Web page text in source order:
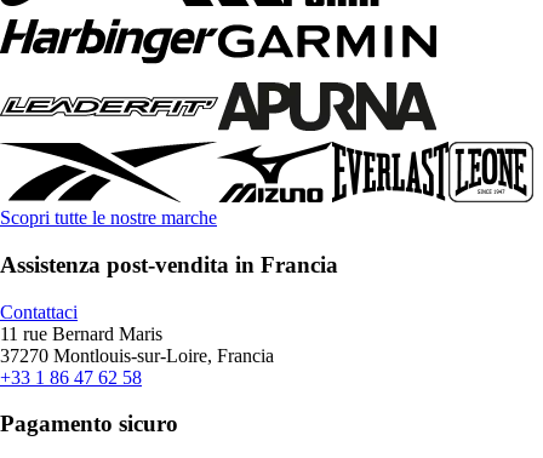
Scopri tutte le nostre marche
Assistenza post-vendita in Francia
Contattaci
11 rue Bernard Maris
37270 Montlouis-sur-Loire, Francia
+33 1 86 47 62 58
Pagamento sicuro